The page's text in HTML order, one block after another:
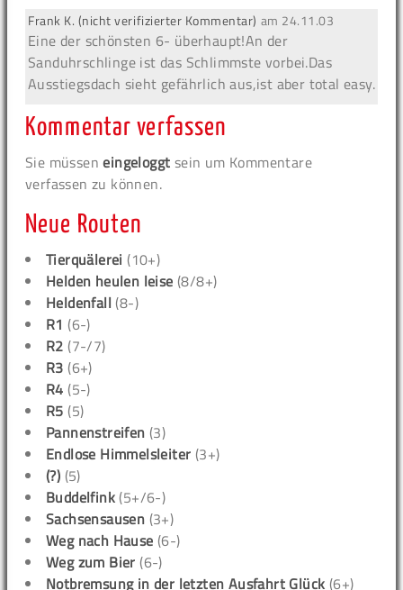
Frank K. (nicht verifizierter Kommentar) am 24.11.03
Eine der schönsten 6- überhaupt!An der
Sanduhrschlinge ist das Schlimmste vorbei.Das
Ausstiegsdach sieht gefährlich aus,ist aber total easy.
Kommentar verfassen
Sie müsseneingeloggt sein um Kommentare
verfassen zu können.
Neue Routen
Tierquälerei (10+)
Helden heulen leise (8/8+)
Heldenfall (8-)
R1 (6-)
R2 (7-/7)
R3 (6+)
R4 (5-)
R5 (5)
Pannenstreifen (3)
Endlose Himmelsleiter (3+)
(?) (5)
Buddelfink (5+/6-)
Sachsensausen (3+)
Weg nach Hause (6-)
Weg zum Bier (6-)
Notbremsung in der letzten Ausfahrt Glück (6+)